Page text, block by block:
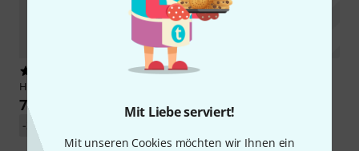
Mit Liebe serviert!
Mit unseren Cookies möchten wir Ihnen ein
Heritage Audio
799 €
-21%